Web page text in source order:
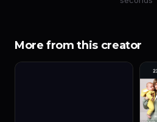
More from this creator